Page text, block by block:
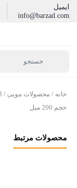
ایمیل
info@barzad.com
خانه / محصولات مویی /
حجم 200 میل
محصولات مرتبط